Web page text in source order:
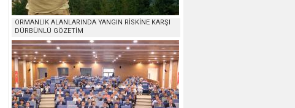
ORMANLIK ALANLARINDA YANGIN RİSKİNE KARŞI
DÜRBÜNLÜ GÖZETİM